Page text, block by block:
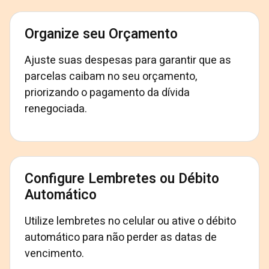
Organize seu Orçamento
Ajuste suas despesas para garantir que as
parcelas caibam no seu orçamento,
priorizando o pagamento da dívida
renegociada.
Configure Lembretes ou Débito
Automático
Utilize lembretes no celular ou ative o débito
automático para não perder as datas de
vencimento.